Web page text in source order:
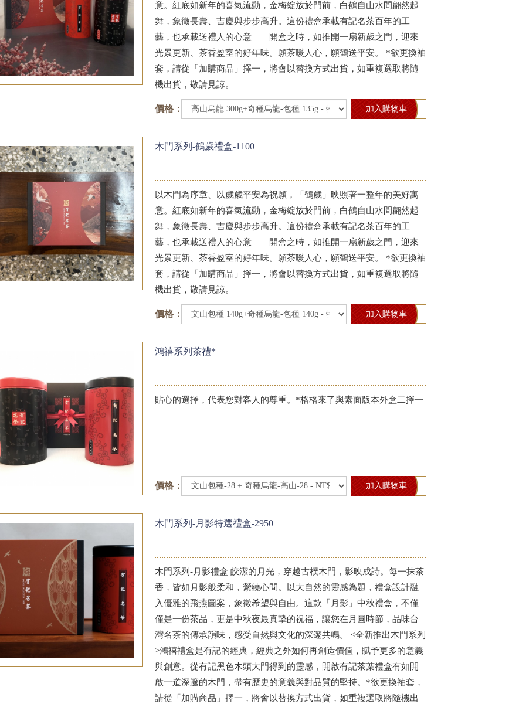
意。紅底如新年的喜氣流動，金梅綻放於門前，白鶴自山水間翩然起
舞，象徵長壽、吉慶與步步高升。這份禮盒承載有記名茶百年的工
藝，也承載送禮人的心意——開盒之時，如推開一扇新歲之門，迎來
光景更新、茶香盈室的好年味。願茶暖人心，願鶴送平安。 *欲更換袖
套，請從「加購商品」擇一，將會以替換方式出貨，如重複選取將隨
機出貨，敬請見諒。
價格： 加入購物車
木門系列-鶴歲禮盒-1100
以木門為序章、以歲歲平安為祝願，「鶴歲」映照著一整年的美好寓
意。紅底如新年的喜氣流動，金梅綻放於門前，白鶴自山水間翩然起
舞，象徵長壽、吉慶與步步高升。這份禮盒承載有記名茶百年的工
藝，也承載送禮人的心意——開盒之時，如推開一扇新歲之門，迎來
光景更新、茶香盈室的好年味。願茶暖人心，願鶴送平安。 *欲更換袖
套，請從「加購商品」擇一，將會以替換方式出貨，如重複選取將隨
機出貨，敬請見諒。
價格： 加入購物車
鴻禧系列茶禮*
貼心的選擇，代表您對客人的尊重。*格格來了與素面版本外盒二擇一
價格： 加入購物車
木門系列-月影特選禮盒-2950
木門系列-月影禮盒 皎潔的月光，穿越古樸木門，影映成詩。每一抹茶
香，皆如月影般柔和，縈繞心間。以大自然的靈感為題，禮盒設計融
入優雅的飛燕圖案，象徵希望與自由。這款「月影」中秋禮盒，不僅
僅是一份茶品，更是中秋夜最真摯的祝福，讓您在月圓時節，品味台
灣名茶的傳承韻味，感受自然與文化的深邃共鳴。 <全新推出木門系列
>鴻禧禮盒是有記的經典，經典之外如何再創造價值，賦予更多的意義
與創意。從有記黑色木頭大門得到的靈感，開啟有記茶葉禮盒有如開
啟一道深邃的木門，帶有歷史的意義與對品質的堅持。*欲更換袖套，
請從「加購商品」擇一，將會以替換方式出貨，如重複選取將隨機出